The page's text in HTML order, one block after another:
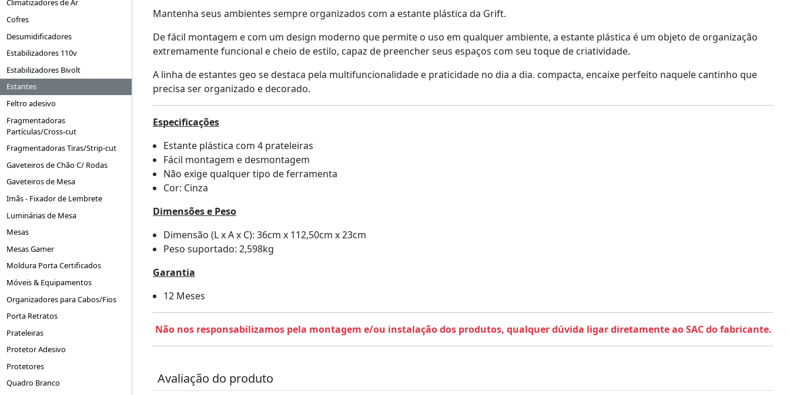
Climatizadores de Ar
Cofres
Desumidificadores
Estabilizadores 110v
Estabilizadores Bivolt
Estantes
Feltro adesivo
Fragmentadoras
Partículas/Cross-cut
Fragmentadoras Tiras/Strip-cut
Gaveteiros de Chão C/ Rodas
Gaveteiros de Mesa
Imãs - Fixador de Lembrete
Luminárias de Mesa
Mesas
Mesas Gamer
Moldura Porta Certificados
Móveis & Equipamentos
Organizadores para Cabos/Fios
Porta Retratos
Prateleiras
Protetor Adesivo
Protetores
Quadro Branco
Mantenha seus ambientes sempre organizados com a estante plástica da Grift.
De fácil montagem e com um design moderno que permite o uso em qualquer ambiente, a estante plástica é um objeto de organização
extremamente funcional e cheio de estilo, capaz de preencher seus espaços com seu toque de criatividade.
A linha de estantes geo se destaca pela multifuncionalidade e praticidade no dia a dia. compacta, encaixe perfeito naquele cantinho que
precisa ser organizado e decorado.
Especificações
Estante plástica com 4 prateleiras
Fácil montagem e desmontagem
Não exige qualquer tipo de ferramenta
Cor: Cinza
Dimensões e Peso
Dimensão (L x A x C): 36cm x 112,50cm x 23cm
Peso suportado: 2,598kg
Garantia
12 Meses
Não nos responsabilizamos pela montagem e/ou instalação dos produtos, qualquer dúvida ligar diretamente ao SAC do fabricante.
Avaliação do produto